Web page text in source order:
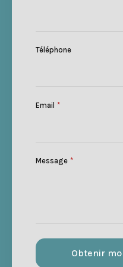
Téléphone
Email *
Message *
Obtenir